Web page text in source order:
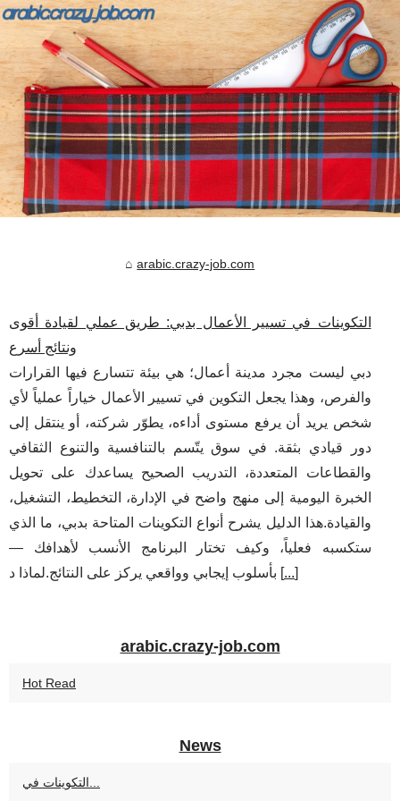
arabic.crazy-job.com
التكوينات في تسيير الأعمال بدبي: طريق عملي لقيادة أقوى
ونتائج أسرع
دبي ليست مجرد مدينة أعمال؛ هي بيئة تتسارع فيها القرارات
والفرص، وهذا يجعل التكوين في تسيير الأعمال خياراً عملياً لأي
شخص يريد أن يرفع مستوى أداءه، يطوّر شركته، أو ينتقل إلى
دور قيادي بثقة. في سوق يتّسم بالتنافسية والتنوع الثقافي
والقطاعات المتعددة، التدريب الصحيح يساعدك على تحويل
الخبرة اليومية إلى منهج واضح في الإدارة، التخطيط، التشغيل،
والقيادة.هذا الدليل يشرح أنواع التكوينات المتاحة بدبي، ما الذي
ستكسبه فعلياً، وكيف تختار البرنامج الأنسب لأهدافك —
بأسلوب إيجابي وواقعي يركز على النتائج.لماذا د [...]
arabic.crazy-job.com
Hot Read
News